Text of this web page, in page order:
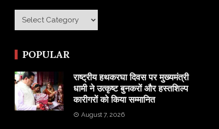
Category
POPULAR
राष्ट्रीय हथकरघा दिवस पर मुख्यमंत्री
धामी ने उत्कृष्ट बुनकरों और हस्तशिल्प
कारीगरों को किया सम्मानित
August 7, 2026